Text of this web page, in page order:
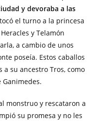
y devoraba a las
el turno a la princesa
y Telamón
a cambio de unos
poseía. Estos caballos
su ancestro Tros, como
monstruo y rescataron a
su promesa y no les